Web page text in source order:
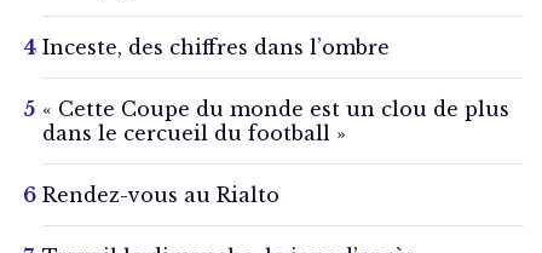
Inceste, des chiffres dans l’ombre
« Cette Coupe du monde est un clou de plus
dans le cercueil du football »
Rendez-vous au Rialto